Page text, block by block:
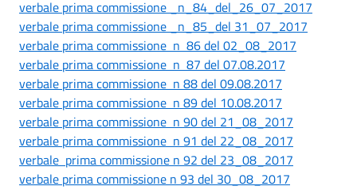
verbale prima commissione _n_84_del_26_07_2017
verbale prima commissione _n_85_del 31_07_2017
verbale prima commissione n 86 del 02_08_2017
verbale prima commissione n 87 del 07.08.2017
verbale prima commissione n 88 del 09.08.2017
verbale prima commissione n 89 del 10.08.2017
verbale prima commissione n 90 del 21_08_2017
verbale prima commissione n 91 del 22_08_2017
verbale prima commissione n 92 del 23_08_2017
verbale prima commissione n 93 del 30_08_2017